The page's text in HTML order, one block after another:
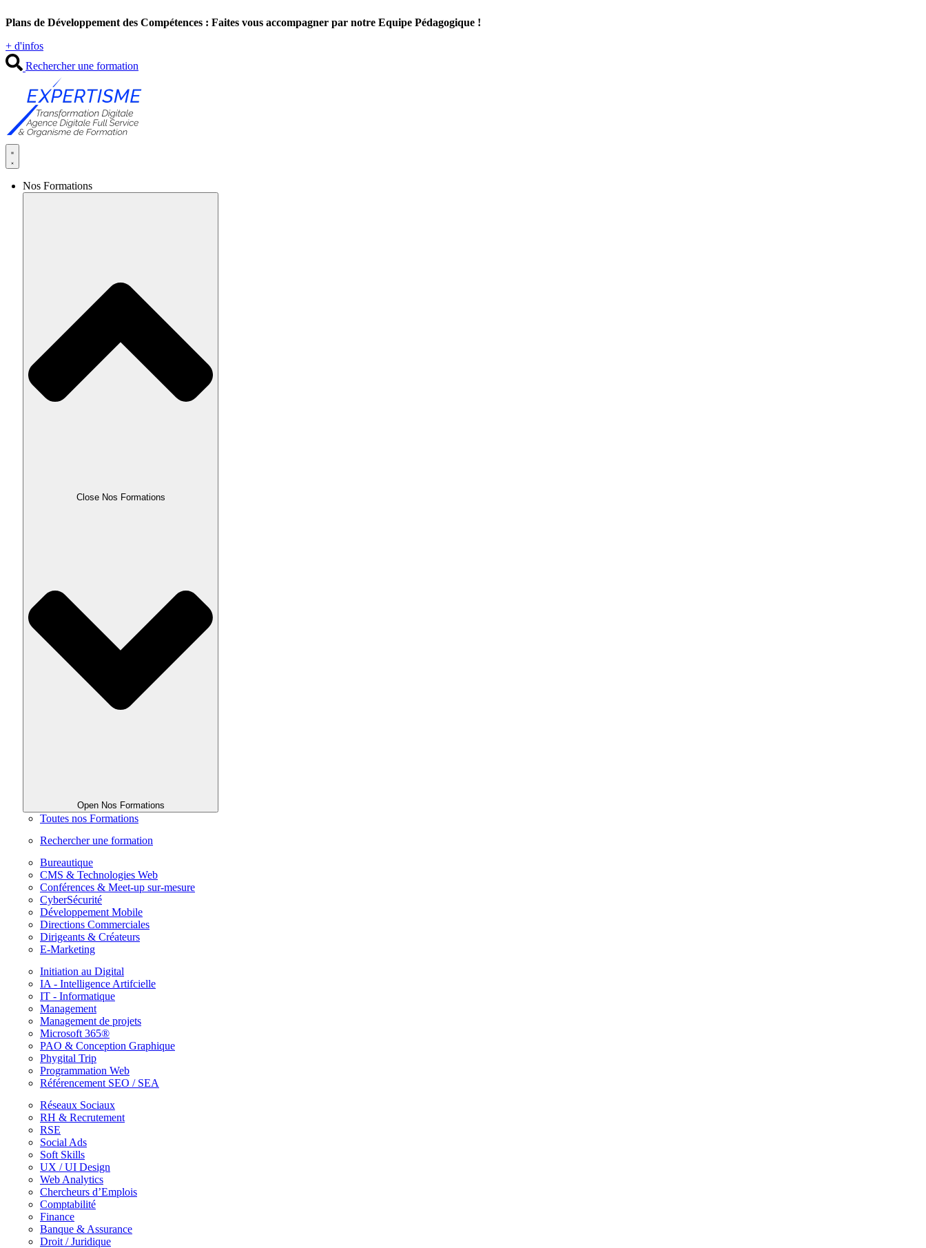
au
Plans de Développement des Compétences : Faites vous accompagner par notre Equipe Pédagogique !
+ d'infos
Rechercher une formation
Nos Formations
Close Nos Formations
Open Nos Formations
Toutes nos Formations
Rechercher une formation
Bureautique
CMS & Technologies Web
Conférences & Meet-up sur-mesure
CyberSécurité
Développement Mobile
Directions Commerciales
Dirigeants & Créateurs
E-Marketing
Initiation au Digital
IA - Intelligence Artifcielle
IT - Informatique
Management
Management de projets
Microsoft 365®
PAO & Conception Graphique
Phygital Trip
Programmation Web
Référencement SEO / SEA
Réseaux Sociaux
RH & Recrutement
RSE
Social Ads
Soft Skills
UX / UI Design
Web Analytics
Chercheurs d’Emplois
Comptabilité
Finance
Banque & Assurance
Droit / Juridique